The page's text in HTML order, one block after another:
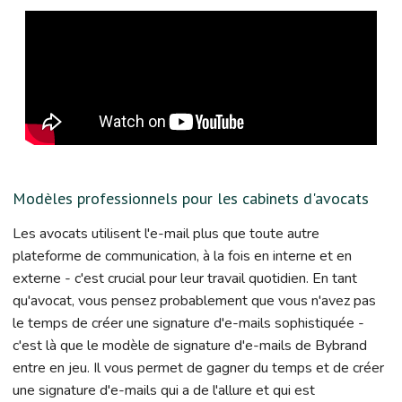
Modèles professionnels pour les cabinets d'avocats
Les avocats utilisent l'e-mail plus que toute autre
plateforme de communication, à la fois en interne et en
externe - c'est crucial pour leur travail quotidien. En tant
qu'avocat, vous pensez probablement que vous n'avez pas
le temps de créer une signature d'e-mails sophistiquée -
c'est là que le modèle de signature d'e-mails de Bybrand
entre en jeu. Il vous permet de gagner du temps et de créer
une signature d'e-mails qui a de l'allure et qui est